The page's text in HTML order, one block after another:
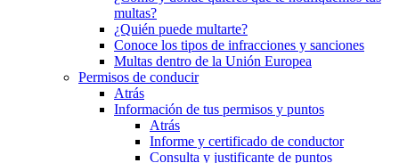
multas?
¿Quién puede multarte?
Conoce los tipos de infracciones y sanciones
Multas dentro de la Unión Europea
Permisos de conducir
Atrás
Información de tus permisos y puntos
Atrás
Informe y certificado de conductor
Consulta y justificante de puntos